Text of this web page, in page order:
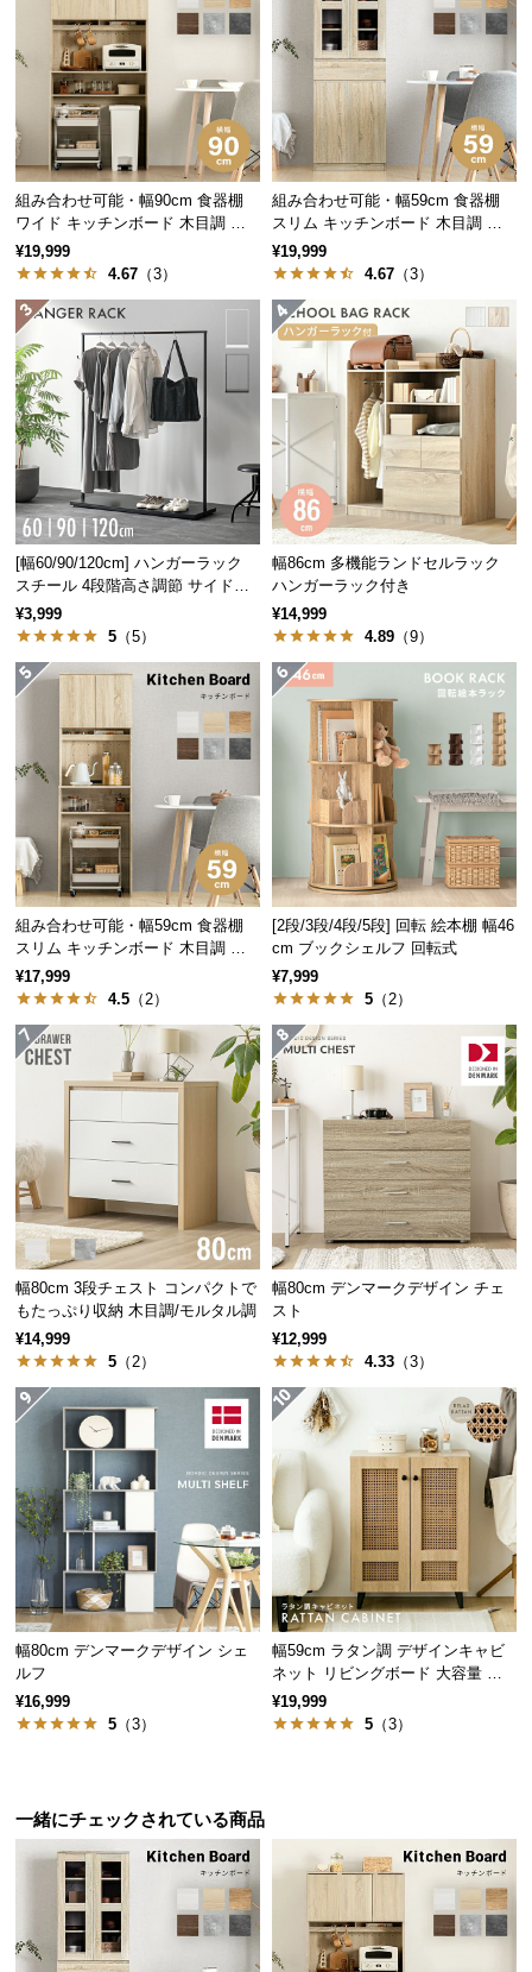
型
商
品
の
配
送
に
つ
い
て
型
商
品
の
送
に
つ
い
て
開
サ
つ
い
て
搬
入
て
返
ャ
セ
つ
い
て
保
証
に
い
員
規
い
Bタイプはこちら Cタイプはこちら
組み合わせ可能・幅90cm 食器棚
ワイド キッチンボード 木目調 レ
イアウト自在
¥19,999
4.67 （3）
組み合わせ可能・幅59cm 食器棚
スリム キッチンボード 木目調 レ
イアウト自在
¥19,999
4.67 （3）
[幅60/90/120cm] ハンガーラック
スチール 4段階高さ調節 サイドフ
ック オープンラック シンプル
¥3,999
5 （5）
幅86cm 多機能ランドセルラック
ハンガーラック付き
¥14,999
4.89 （9）
組み合わせ可能・幅59cm 食器棚
スリム キッチンボード 木目調 レ
イアウト自在
¥17,999
4.5 （2）
[2段/3段/4段/5段] 回転 絵本棚 幅46
cm ブックシェルフ 回転式
¥7,999
5 （2）
幅80cm 3段チェスト コンパクトで
もたっぷり収納 木目調/モルタル調
¥14,999
5 （2）
幅80cm デンマークデザイン チェ
スト
¥12,999
4.33 （3）
幅80cm デンマークデザイン シェ
ルフ
¥16,999
5 （3）
幅59cm ラタン調 デザインキャビ
ネット リビングボード 大容量 可
動棚
¥19,999
5 （3）
一緒にチェックされている商品